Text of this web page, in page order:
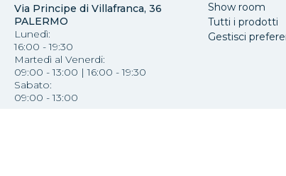
Via Principe di Villafranca, 36
PALERMO
Lunedì:
16:00 - 19:30
Martedì al Venerdi:
09:00 - 13:00 | 16:00 - 19:30
Sabato:
09:00 - 13:00
Show room
Tutti i prodotti
Gestisci